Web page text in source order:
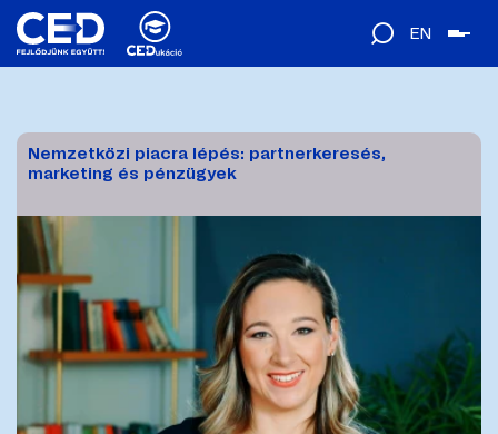
EN
Nemzetközi piacra lépés: partnerkeresés,
marketing és pénzügyek